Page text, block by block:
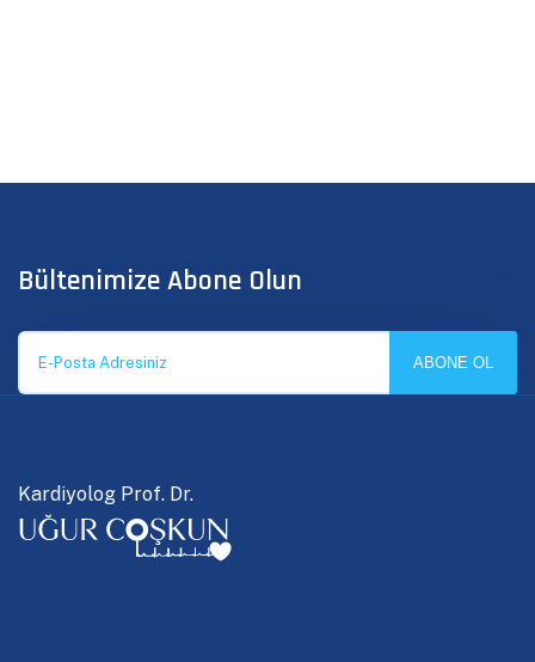
Bültenimize Abone Olun
ABONE OL
Kardiyolog Prof. Dr.